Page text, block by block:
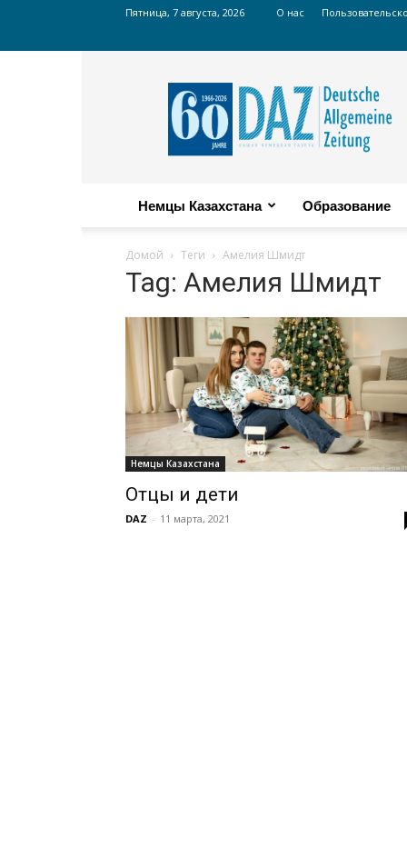
Пятница, 7 августа, 2026 О нас
Russian
DAZ
Немцы Казахстана Образование
Домой Теги Амелия Шмидт
Tag: Амелия Шмидт
Немцы Казахстана
Отцы и дети
DAZ - 11 марта, 2021